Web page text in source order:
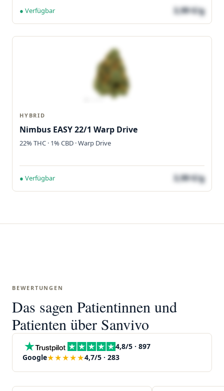
● Verfügbar 3,99 €/g
HYBRID
Nimbus EASY 22/1 Warp Drive
22% THC · 1% CBD · Warp Drive
● Verfügbar 3,99 €/g
BEWERTUNGEN
Das sagen Patientinnen und
Patienten über Sanvivo
4,8/5 · 897
Google★★★★★4,7/5 · 283